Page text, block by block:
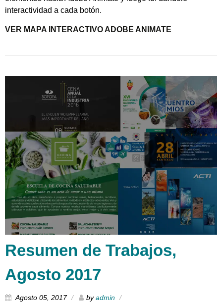
interactividad a cada botón.
VER MAPA INTERACTIVO ADOBE ANIMATE
Resumen de Trabajos,
Agosto 2017
Agosto 05, 2017 byadmin